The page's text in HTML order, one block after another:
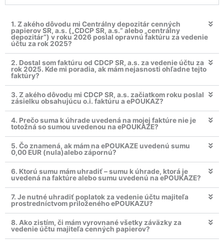
1. Z akého dôvodu mi Centrálny depozitár cenných
papierov SR, a.s. („CDCP SR, a.s.“ alebo „centrálny
depozitár“) v roku 2026 poslal opravnú faktúru za vedenie
účtu za rok 2025?
2. Dostal som faktúru od CDCP SR, a.s. za vedenie účtu za
rok 2025. Kde mi poradia, ak mám nejasnosti ohľadne tejto
faktúry?
3. Z akého dôvodu mi CDCP SR, a.s. začiatkom roku poslal
zásielku obsahujúcu o.i. faktúru a ePOUKAZ?
4. Prečo suma k úhrade uvedená na mojej faktúre nie je
totožná so sumou uvedenou na ePOUKAZE?
5. Čo znamená, ak mám na ePOUKAZE uvedenú sumu
0,00 EUR (nula)alebo zápornú?
6. Ktorú sumu mám uhradiť – sumu k úhrade, ktorá je
uvedená na faktúre alebo sumu uvedenú na ePOUKAZE?
7. Je nutné uhradiť poplatok za vedenie účtu majiteľa
prostredníctvom priloženého ePOUKAZU?
8. Ako zistím, či mám vyrovnané všetky záväzky za
vedenie účtu majiteľa cenných papierov?